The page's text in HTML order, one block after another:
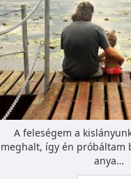
A feleségem a
meghalt, így én próbáltam
anya…